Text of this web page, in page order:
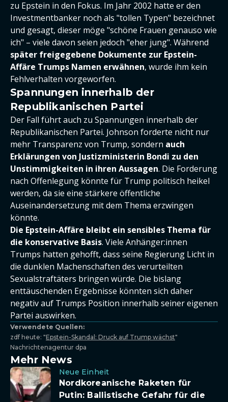
zu Epstein in den Fokus. Im Jahr 2002 hatte er den
Investmentbanker noch als "tollen Typen" bezeichnet
und gesagt, dieser möge "schöne Frauen genauso wie
ich" – viele davon seien jedoch "eher jung". Während
später freigegebene Dokumente zur Epstein-
Affäre Trumps Namen erwähnen, wurde ihm kein
Fehlverhalten vorgeworfen.
Spannungen innerhalb der
Republikanischen Partei
Der Fall führt auch zu Spannungen innerhalb der
Republikanischen Partei. Johnson forderte nicht nur
mehr Transparenz von Trump, sondern auch
Erklärungen von Justizministerin Bondi zu den
Unstimmigkeiten in ihren Aussagen. Die Forderung
nach Offenlegung könnte für Trump politisch heikel
werden, da sie eine stärkere öffentliche
Auseinandersetzung mit dem Thema erzwingen
könnte.
Die Epstein-Affäre bleibt ein sensibles Thema für
die konservative Basis. Viele Anhänger:innen
Trumps hatten gehofft, dass seine Regierung Licht in
die dunklen Machenschaften des verurteilten
Sexualstraftäters bringen würde. Die bislang
enttäuschenden Ergebnisse könnten sich daher
negativ auf Trumps Position innerhalb seiner eigenen
Partei auswirken.
Verwendete Quellen:
zdf heute: "Epstein-Skandal: Druck auf Trump wächst"
Nachrichtenagentur dpa
Mehr News
Neue Einheit
Nordkoreanische Raketen für
Putin: Ballistische Gefahr für die